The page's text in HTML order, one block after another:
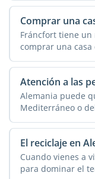
Comprar una
Fráncfort tiene
comprar una
Atención a las
Alemania puede
Mediterráneo o
El reciclaje en
Cuando vienes a
para dominar el